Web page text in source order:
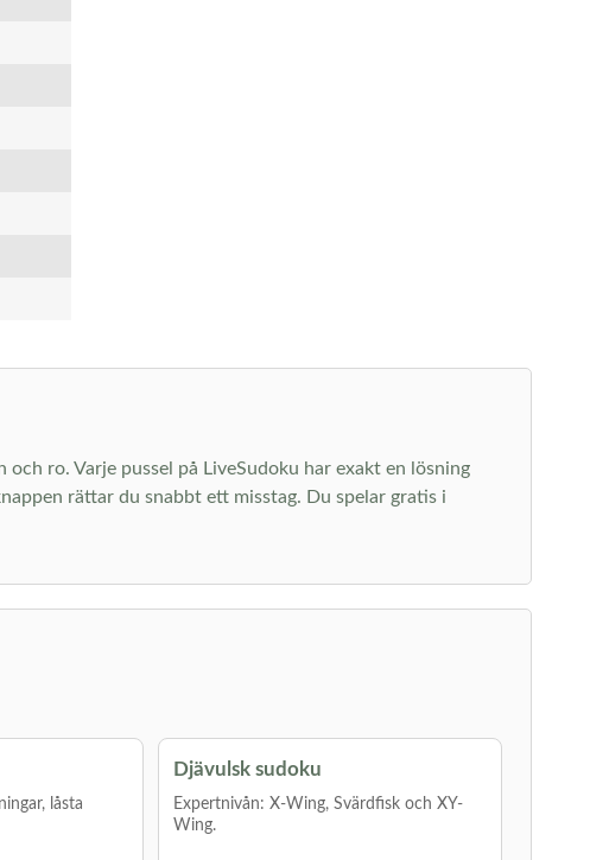
ro. Varje pussel på LiveSudoku har exakt en lösning
rättar du snabbt ett misstag. Du spelar gratis i
låsta
Djävulsk sudoku
Expertnivån: X-Wing, Svärdfisk och XY-
Wing.